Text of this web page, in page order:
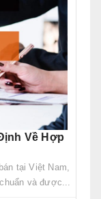
Về Hợp
tại Việt Nam,
và được...